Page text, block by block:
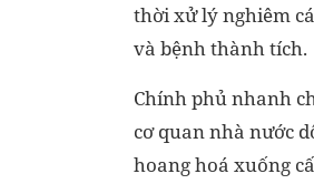
thời xử lý nghiêm
và bệnh thành tích.
Chính phủ nhanh
cơ quan nhà nước
hoang hoá xuống